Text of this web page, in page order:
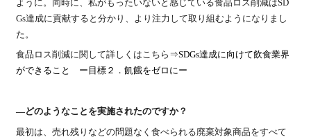
ように。同時に、私がもったいないと感じている食品ロス削減はSD
Gs達成に貢献すると分かり、より注力して取り組むようになりまし
た。
食品ロス削減に関して詳しくはこちら⇒SDGs達成に向けて飲食業界
ができること ー目標２．飢餓をゼロにー
―どのようなことを実施されたのですか？
最初は、売れ残りなどの問題なく食べられる廃棄対象商品をすべて